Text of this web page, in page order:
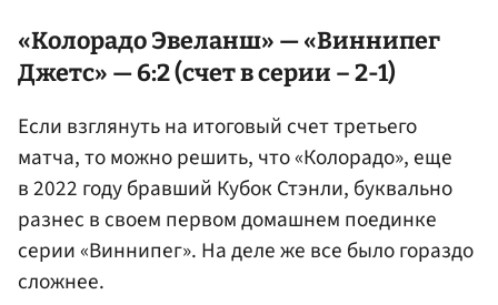
«Колорадо Эвеланш» — «Виннипег
Джетс» — 6:2 (счет в серии – 2-1)
Если взглянуть на итоговый счет третьего
матча, то можно решить, что «Колорадо», еще
в 2022 году бравший Кубок Стэнли, буквально
разнес в своем первом домашнем поединке
серии «Виннипег». На деле же все было гораздо
сложнее.